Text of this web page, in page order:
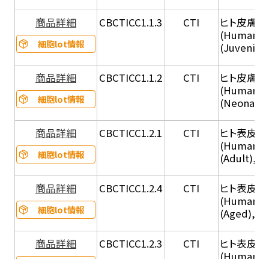
商品詳細
細胞lot情報
CBCTICC1.1.3 CTI
ヒト皮膚
(Human
商品詳細
細胞lot情報
CBCTICC1.1.2 CTI
ヒト皮膚
(Human
商品詳細
細胞lot情報
CBCTICC1.2.1 CTI
ヒト表皮
(Human
(Adult),
商品詳細
細胞lot情報
CBCTICC1.2.4 CTI
ヒト表皮
(Human
(Aged),
商品詳細 CBCTICC1.2.3 CTI
ヒト表皮
(Human